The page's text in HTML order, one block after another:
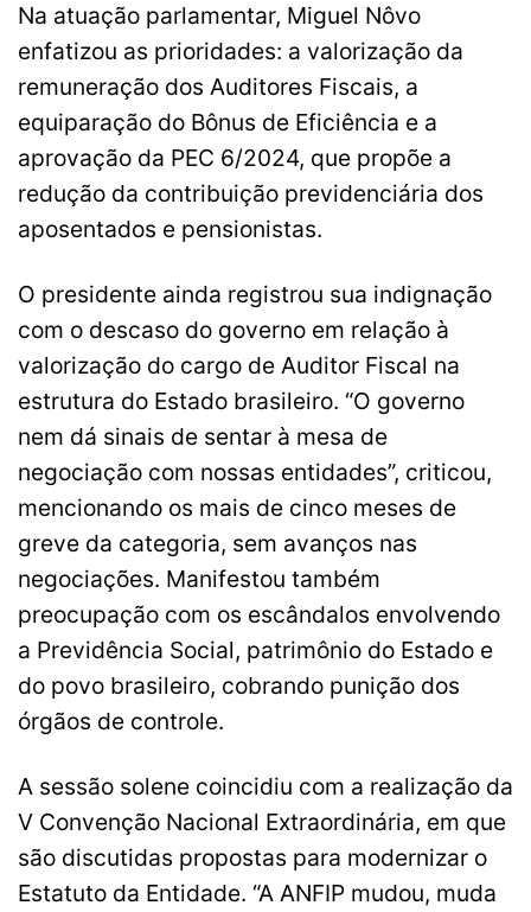
Na atuação parlamentar, Miguel Nôvo
enfatizou as prioridades: a valorização da
remuneração dos Auditores Fiscais, a
equiparação do Bônus de Eficiência e a
aprovação da PEC 6/2024, que propõe a
redução da contribuição previdenciária dos
aposentados e pensionistas.
O presidente ainda registrou sua indignação
com o descaso do governo em relação à
valorização do cargo de Auditor Fiscal na
estrutura do Estado brasileiro. “O governo
nem dá sinais de sentar à mesa de
negociação com nossas entidades”, criticou,
mencionando os mais de cinco meses de
greve da categoria, sem avanços nas
negociações. Manifestou também
preocupação com os escândalos envolvendo
a Previdência Social, patrimônio do Estado e
do povo brasileiro, cobrando punição dos
órgãos de controle.
A sessão solene coincidiu com a realização da
V Convenção Nacional Extraordinária, em que
são discutidas propostas para modernizar o
Estatuto da Entidade. “A ANFIP mudou, muda